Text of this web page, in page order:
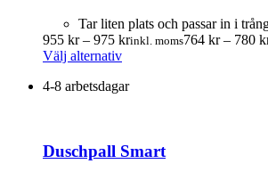
Tar liten plats och passar in i
955 kr – 975 krPrisintervall:
975.00 kr
inkl. moms764 kr – 780
Välj alternativDen
produkten
De
4-8 arbetsdagar
Duschpall Smart